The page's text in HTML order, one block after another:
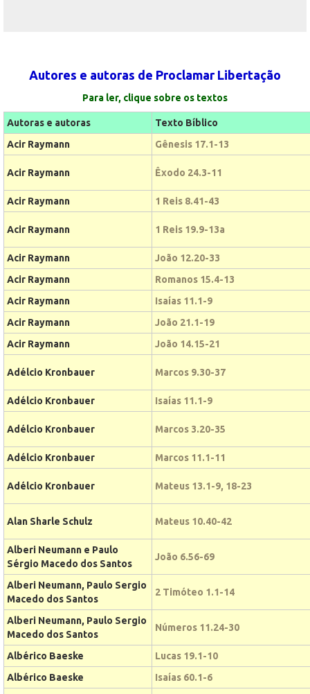
Autores e autoras de Proclamar Libertação
Para ler, clique sobre os textos
Autoras e autoras
Texto Bíblico
Acir Raymann
Gênesis 17.1-13
Acir Raymann Êxodo 24.3-11
Acir Raymann 1 Reis 8.41-43
Acir Raymann 1 Reis 19.9-13a
Acir Raymann
João 12.20-33
Acir Raymann
Romanos 15.4-13
Acir Raymann
Isaías 11.1-9
Acir Raymann
João 21.1-19
Acir Raymann
João 14.15-21
Adélcio Kronbauer Marcos 9.30-37
Adélcio Kronbauer Isaías 11.1-9
Adélcio Kronbauer Marcos 3.20-35
Adélcio Kronbauer Marcos 11.1-11
Adélcio Kronbauer Mateus 13.1-9, 18-23
Alan Sharle Schulz Mateus 10.40-42
Alberi Neumann e Paulo
Sérgio Macedo dos Santos
João 6.56-69
Alberi Neumann, Paulo Sergio
Macedo dos Santos
2 Timóteo 1.1-14
Alberi Neumann, Paulo Sergio
Macedo dos Santos
Números 11.24-30
Albérico Baeske
Lucas 19.1-10
Albérico Baeske
Isaías 60.1-6